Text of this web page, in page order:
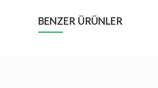
BENZER ÜRÜNLER